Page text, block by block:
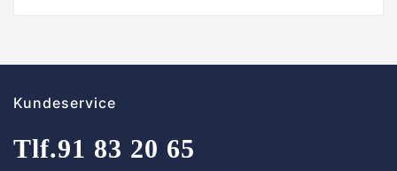
Kundeservice
Tlf.91 83 20 65